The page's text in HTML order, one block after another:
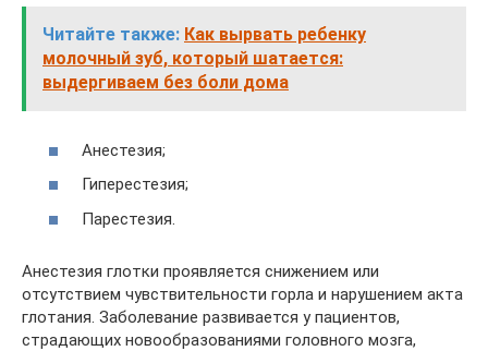
Читайте также: Как вырвать ребенку
молочный зуб, который шатается:
выдергиваем без боли дома
Анестезия;
Гиперестезия;
Парестезия.
Анестезия глотки проявляется снижением или
отсутствием чувствительности горла и нарушением акта
глотания. Заболевание развивается у пациентов,
страдающих новообразованиями головного мозга,